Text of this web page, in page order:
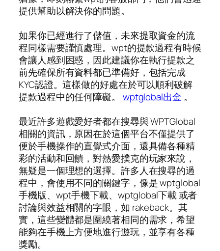
提供幫助以解決你的問題。
如果你已經進行了儲值，未來提取資金的流
程同樣需要謹慎處理。wpt的提款過程有時候
會讓人感到困惑，因此建議你在執行提款之
前先確保所有資料都已準備好，包括完成
KYC認證。這樣做的好處在於可以順利破解
提款過程中的任何障礙。 wptglobal出金 。
最近許多遊戲愛好者都在搜尋與 WPTGlobal
相關的資訊，原因在於這個平台不僅提供了
便於手機操作的直覺式介面，還具備各種精
彩的活動和回饋，對熱愛撲克的玩家來說，
無疑是一個理想的選擇。許多人在搜尋的過
程中，會使用不同的關鍵字，像是 wptglobal
手機版、wpt手機下載、wptglobal下載 或者
討論與效益相關的字眼，如 rakeback。其
實，這些變體都是圍繞著相同的需求，希望
能夠在手機上方便地進行遊玩，並享有各種
獎勵。